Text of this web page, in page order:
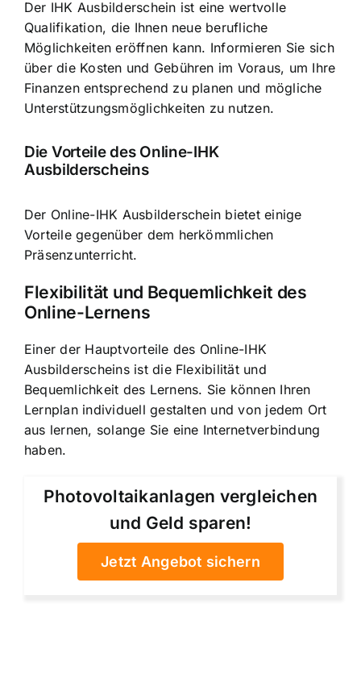
Der IHK Ausbilderschein ist eine wertvolle
Qualifikation, die Ihnen neue berufliche
Möglichkeiten eröffnen kann. Informieren Sie sich
über die Kosten und Gebühren im Voraus, um Ihre
Finanzen entsprechend zu planen und mögliche
Unterstützungsmöglichkeiten zu nutzen.
Die Vorteile des Online-IHK
Ausbilderscheins
Der Online-IHK Ausbilderschein bietet einige
Vorteile gegenüber dem herkömmlichen
Präsenzunterricht.
Flexibilität und Bequemlichkeit des
Online-Lernens
Einer der Hauptvorteile des Online-IHK
Ausbilderscheins ist die Flexibilität und
Bequemlichkeit des Lernens. Sie können Ihren
Lernplan individuell gestalten und von jedem Ort
aus lernen, solange Sie eine Internetverbindung
haben.
Photovoltaikanlagen vergleichen
und Geld sparen!
Jetzt Angebot sichern